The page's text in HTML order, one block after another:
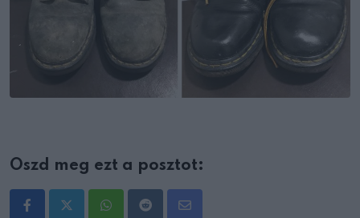
Oszd meg ezt a posztot:
WhatsappRedditShare